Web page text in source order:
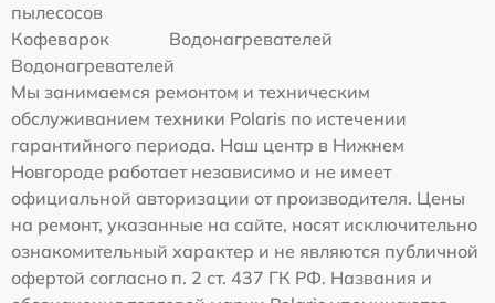
пылесосов
Кофеварок
Водонагревателей
Водонагревателей
Мы занимаемся ремонтом и техническим
обслуживанием техники Polaris по истечении
гарантийного периода. Наш центр в Нижнем
Новгороде работает независимо и не имеет
официальной авторизации от производителя. Цены
на ремонт, указанные на сайте, носят исключительно
ознакомительный характер и не являются публичной
офертой согласно п. 2 ст. 437 ГК РФ. Названия и